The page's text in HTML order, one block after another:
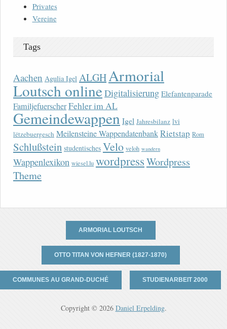
Privates
Vereine
Tags
Aachen Agulia Igel ALGHArmorial
Loutsch onlineDigitalisierung Elefantenparade
FamiljefuerscherFehler im AL
Gemeindewappen Igel Jahresbilanz lvi
lëtzebuergesch Meilensteine WappendatenbankRietstap Rom
Schlußstein studentisches Velo veloh wandern
Wappenlexikon wiesel.lu wordpressWordpress
Theme
ARMORIAL LOUTSCH
OTTO TITAN VON HEFNER (1827-1870)
COMMUNES AU GRAND-DUCHÉ STUDIENARBEIT 2000
Copyright © 2026 Daniel Erpelding.